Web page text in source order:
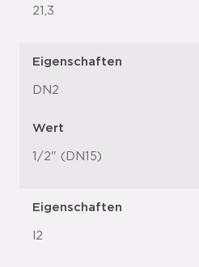
21,3
Eigenschaften
DN2
Wert
1/2" (DN15)
Eigenschaften
l2